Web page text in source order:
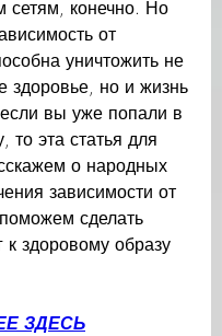
сетям, конечно. Но
от
уничтожить не
здоровье, но и жизнь
вы уже попали в
то эта статья для
о народных
зависимости от
сделать
здоровому образу
ЗДЕСЬ